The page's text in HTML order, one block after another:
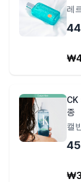
레
44
₩
CK
종
캘
45
₩